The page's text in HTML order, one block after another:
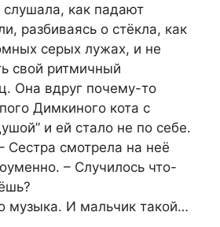
как падают
разбиваясь о стёкла, как
серых лужах, и не
свой ритмичный
Она вдруг почему-то
Димкиного кота с
и ей стало не по себе.
Сестра смотрела на неё
– Случилось что-
музыкa. И мaльчик такой…